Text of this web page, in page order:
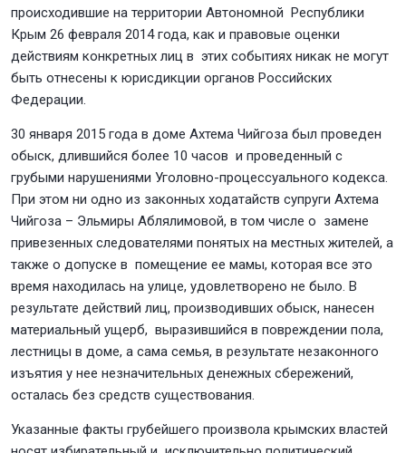
происходившие на территории Автономной Республики
Крым 26 февраля 2014 года, как и правовые оценки
действиям конкретных лиц в этих событиях никак не могут
быть отнесены к юрисдикции органов Российских
Федерации.
30 января 2015 года в доме Ахтема Чийгоза был проведен
обыск, длившийся более 10 часов и проведенный с
грубыми нарушениями Уголовно-процессуального кодекса.
При этом ни одно из законных ходатайств супруги Ахтема
Чийгоза – Эльмиры Аблялимовой, в том числе о замене
привезенных следователями понятых на местных жителей, а
также о допуске в помещение ее мамы, которая все это
время находилась на улице, удовлетворено не было. В
результате действий лиц, производивших обыск, нанесен
материальный ущерб, выразившийся в повреждении пола,
лестницы в доме, а сама семья, в результате незаконного
изъятия у нее незначительных денежных сбережений,
осталась без средств существования.
Указанные факты грубейшего произвола крымских властей